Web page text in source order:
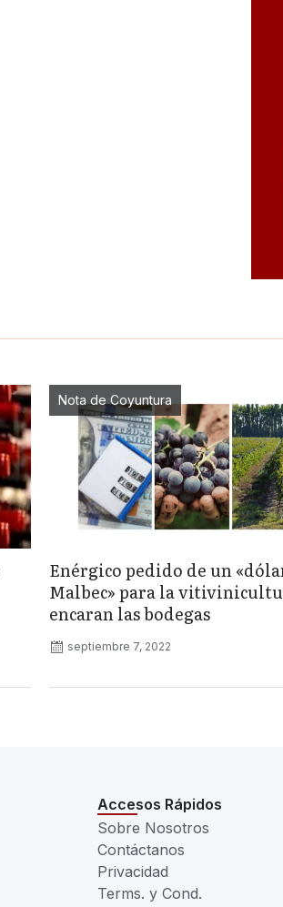
Nota de Coyuntura
Enérgico pedido de un
Malbec» para la
encaran las bodegas
septiembre 7, 2022
Accesos Rápidos
Sobre Nosotros
Contáctanos
Privacidad
Terms. y Cond.